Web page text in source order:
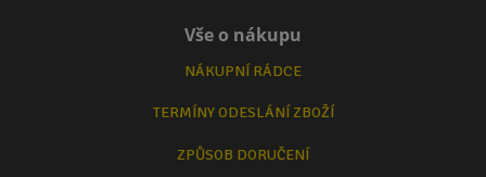
Vše o nákupu
NÁKUPNÍ RÁDCE
TERMÍNY ODESLÁNÍ ZBOŽÍ
ZPŮSOB DORUČENÍ